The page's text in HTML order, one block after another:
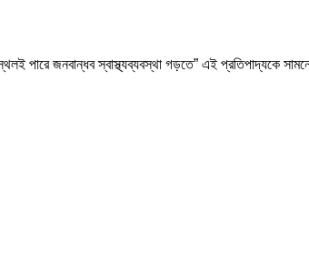
পারে জনবান্ধব স্বাস্থ্যব্যবস্থা গড়তে” এই প্রতিপাদ্যকে